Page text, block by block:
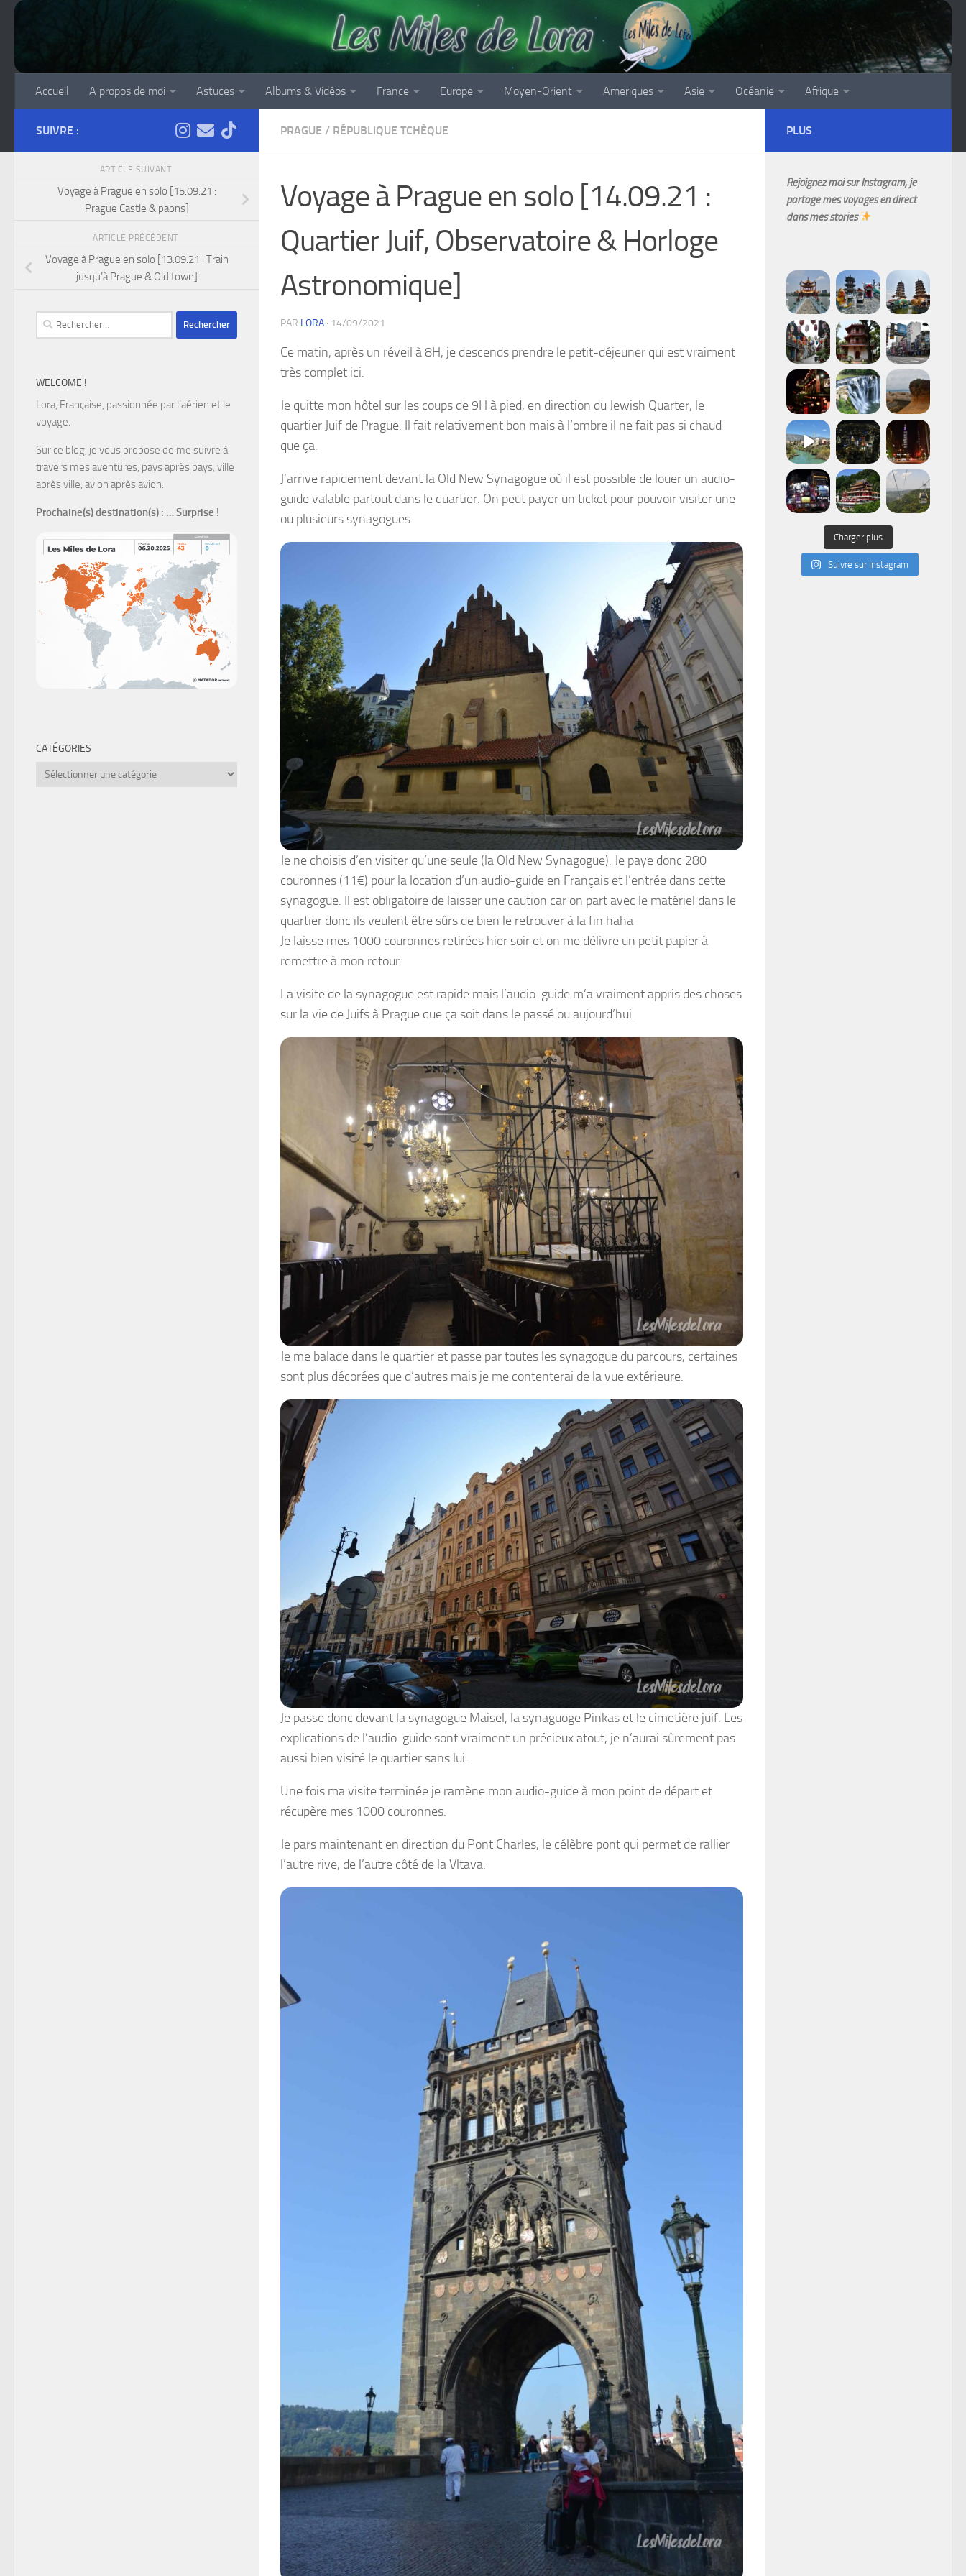
Accueil A propos de moi Astuces Albums & Vidéos France Europe Moyen-Orient Ameriques Asie Océanie Afrique
PRAGUE / RÉPUBLIQUE TCHÈQUE
Voyage à Prague en solo [14.09.21 :
Quartier Juif, Observatoire & Horloge
Astronomique]
PAR LORA · 14/09/2021
Ce matin, après un réveil à 8H, je descends prendre le petit-déjeuner qui est vraiment
très complet ici.
Je quitte mon hôtel sur les coups de 9H à pied, en direction du Jewish Quarter, le
quartier Juif de Prague. Il fait relativement bon mais à l’ombre il ne fait pas si chaud
que ça.
J’arrive rapidement devant la Old New Synagogue où il est possible de louer un audio-
guide valable partout dans le quartier. On peut payer un ticket pour pouvoir visiter une
ou plusieurs synagogues.
Je ne choisis d’en visiter qu’une seule (la Old New Synagogue). Je paye donc 280
couronnes (11€) pour la location d’un audio-guide en Français et l’entrée dans cette
synagogue. Il est obligatoire de laisser une caution car on part avec le matériel dans le
quartier donc ils veulent être sûrs de bien le retrouver à la fin haha
Je laisse mes 1000 couronnes retirées hier soir et on me délivre un petit papier à
remettre à mon retour.
La visite de la synagogue est rapide mais l’audio-guide m’a vraiment appris des choses
sur la vie de Juifs à Prague que ça soit dans le passé ou aujourd’hui.
Je me balade dans le quartier et passe par toutes les synagogue du parcours, certaines
sont plus décorées que d’autres mais je me contenterai de la vue extérieure.
Je passe donc devant la synagogue Maisel, la synaguoge Pinkas et le cimetière juif. Les
explications de l’audio-guide sont vraiment un précieux atout, je n’aurai sûrement pas
aussi bien visité le quartier sans lui.
Une fois ma visite terminée je ramène mon audio-guide à mon point de départ et
récupère mes 1000 couronnes.
Je pars maintenant en direction du Pont Charles, le célèbre pont qui permet de rallier
l’autre rive, de l’autre côté de la Vltava.
SUIVRE :
ARTICLE SUIVANT
Voyage à Prague en solo [15.09.21 :
Prague Castle & paons]
ARTICLE PRÉCÉDENT
Voyage à Prague en solo [13.09.21 : Train
jusqu’à Prague & Old town]
Rechercher :
WELCOME !
Lora, Française, passionnée par l’aérien et le
voyage.
Sur ce blog, je vous propose de me suivre à
travers mes aventures, pays après pays, ville
après ville, avion après avion.
Prochaine(s) destination(s) : … Surprise !
CATÉGORIES
Catégories
PLUS
Rejoignez moi sur Instagram, je
partage mes voyages en direct
dans mes stories
Charger plus
Suivre sur Instagram